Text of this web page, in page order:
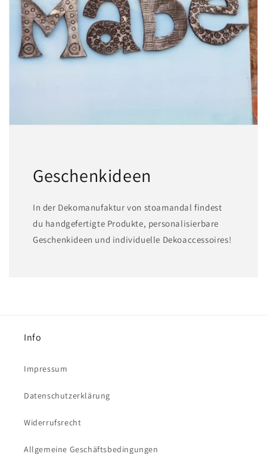
Geschenkideen
In der Dekomanufaktur von stoamandal findest
du handgefertigte Produkte, personalisierbare
Geschenkideen und individuelle Dekoaccessoires!
Info
Impressum
Datenschutzerklärung
Widerrufsrecht
Allgemeine Geschäftsbedingungen